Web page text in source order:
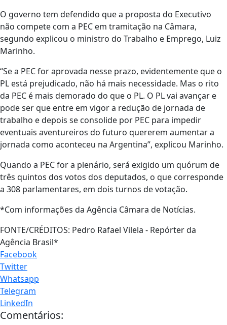
O governo tem defendido que a proposta do Executivo
não compete com a PEC em tramitação na Câmara,
segundo explicou o ministro do Trabalho e Emprego, Luiz
Marinho.
“Se a PEC for aprovada nesse prazo, evidentemente que o
PL está prejudicado, não há mais necessidade. Mas o rito
da PEC é mais demorado do que o PL. O PL vai avançar e
pode ser que entre em vigor a redução de jornada de
trabalho e depois se consolide por PEC para impedir
eventuais aventureiros do futuro quererem aumentar a
jornada como aconteceu na Argentina”, explicou Marinho.
Quando a PEC for a plenário, será exigido um quórum de
três quintos dos votos dos deputados, o que corresponde
a 308 parlamentares, em dois turnos de votação.
*Com informações da Agência Câmara de Notícias.
FONTE/CRÉDITOS: Pedro Rafael Vilela - Repórter da
Agência Brasil*
Facebook
Twitter
Whatsapp
Telegram
LinkedIn
Comentários: